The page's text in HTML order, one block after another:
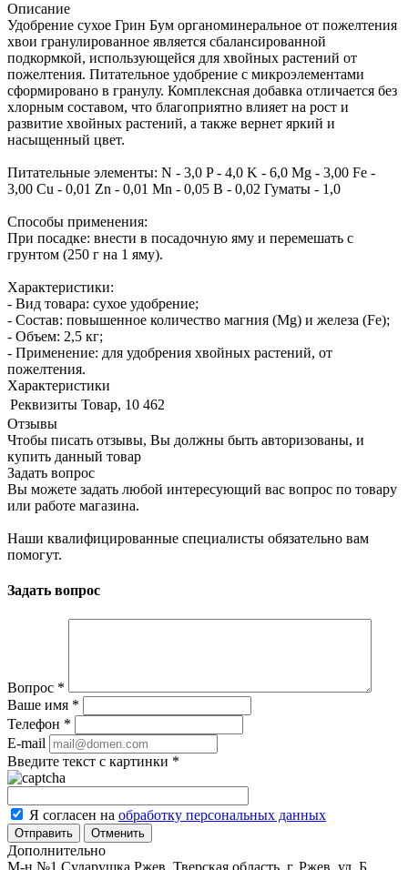
Описание
Удобрение сухое Грин Бум органоминеральное от пожелтения
хвои гранулированное является сбалансированной
подкормкой, использующейся для хвойных растений от
пожелтения. Питательное удобрение с микроэлементами
сформировано в гранулу. Комплексная добавка отличается без
хлорным составом, что благоприятно влияет на рост и
развитие хвойных растений, а также вернет яркий и
насыщенный цвет.
Питательные элементы: N - 3,0 P - 4,0 K - 6,0 Mg - 3,00 Fe -
3,00 Cu - 0,01 Zn - 0,01 Mn - 0,05 B - 0,02 Гуматы - 1,0
Способы применения:
При посадке: внести в посадочную яму и перемешать с
грунтом (250 г на 1 яму).
Характеристики:
- Вид товара: сухое удобрение;
- Состав: повышенное количество магния (Mg) и железа (Fe);
- Объем: 2,5 кг;
- Применение: для удобрения хвойных растений, от
пожелтения.
Характеристики
Реквизиты Товар, 10 462
Отзывы
Чтобы писать отзывы, Вы должны быть авторизованы, и
купить данный товар
Задать вопрос
Вы можете задать любой интересующий вас вопрос по товару
или работе магазина.
Наши квалифицированные специалисты обязательно вам
помогут.
Задать вопрос
Вопрос *
Ваше имя *
Телефон *
E-mail
Введите текст с картинки *
Я согласен на обработку персональных данных
Отменить
Дополнительно
М-н №1 Сударушка Ржев, Тверская область, г. Ржев, ул. Б.